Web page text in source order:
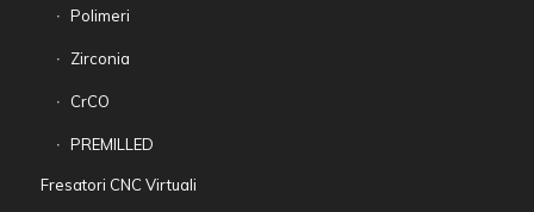
Polimeri
Zirconia
CrCO
PREMILLED
Fresatori CNC Virtuali